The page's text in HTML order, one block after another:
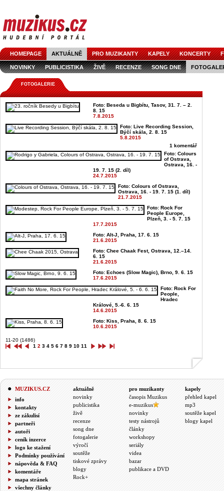
HOMEPAGE AKTUÁLNĚ PRO MUZIKANTY KAPELY KONCERTY
NOVINKY PUBLICISTIKA ŽIVĚ RECENZE SONG DNE
FOTOGALERIE
Foto: Beseda u Bigbítu, Tasov, 31. 7. – 2.
8. 15
7.8.2015
Foto: Live Recording Session,
Býčí skála, 2. 8. 15
5.8.2015
1 komentář
Foto: Colours
of Ostrava,
Ostrava, 16. -
19. 7. 15 (2. díl)
24.7.2015
Foto: Colours of Ostrava,
Ostrava, 16. - 19. 7. 15 (1. díl)
21.7.2015
Foto: Rock For
People Europe,
Plzeň, 3. - 5. 7. 15
17.7.2015
Foto: Alt-J, Praha, 17. 6. 15
21.6.2015
Foto: Chee Chaak Fest, Ostrava, 12.–14.
6. 15
21.6.2015
Foto: Echoes (Slow Magic), Brno, 9. 6. 15
17.6.2015
Foto: Rock For
People,
Hradec
Králové, 5.-6. 6. 15
14.6.2015
Foto: Kiss, Praha, 8. 6. 15
10.6.2015
11-20 (1486)
1 2 3 4 5 6 7 8 9 10 11
MUZIKUS.CZ
info
kontakty
ze zákulisí
partneři
autoři
ceník inzerce
logo ke stažení
Podmínky používání
nápověda & FAQ
komentáře
mapa stránek
všechny články
aktuálně
novinky
publicistika
živě
recenze
song dne
fotogalerie
výročí
soutěže
tiskové zprávy
blogy
Rock+
pro muzikanty
časopis Muzikus
e-muzikus
novinky
testy nástrojů
články
workshopy
seriály
videa
bazar
publikace a DVD
kapely
přehled kapel
mp3
soutěže kapel
blogy kapel